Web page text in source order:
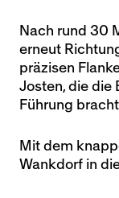
Nach rund 30
erneut
präzisen
Josten, die die
Führung
Mit dem
Wankdorf in